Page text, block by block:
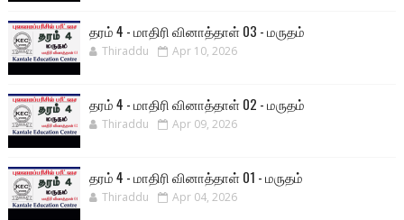
தரம் 4 - மாதிரி வினாத்தாள் 03 - மருதம்
Thiraddu Apr 10, 2026
தரம் 4 - மாதிரி வினாத்தாள் 02 - மருதம்
Thiraddu Apr 09, 2026
தரம் 4 - மாதிரி வினாத்தாள் 01 - மருதம்
Thiraddu Apr 04, 2026